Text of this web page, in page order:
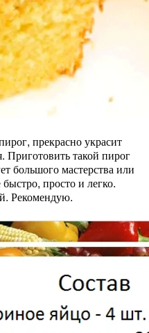
прекрасно украсит
Приготовить такой пирог
большого мастерства или
просто и легко.
Рекомендую.